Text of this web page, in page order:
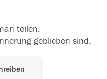
teilen.
geblieben sind.